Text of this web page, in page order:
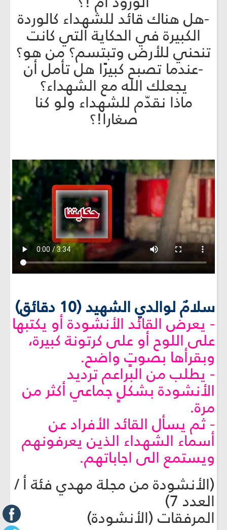
-هل هناك قائد للشهداء كالوردة
الكبيرة في الحكاية التي كانت
تنحني للأرض وتبتسم؟ من هو؟
-عندما تصبح كبيرًا هل تأمل أن
يجعلك الله مع الشهداء؟
ماذا نقدّم للشهداء ولو كنا
صغارا!؟
سلامٌ لوالدي الشهيد (10 دقائق)
- يعرض القائد الأنشودة أو يكتبها
على اللوح أو على كرتونة كبيرة،
وبقرأها بصوتٍ واضح.
- يطلب من البراعم ترديد
الأنشودة بشكلٍ جماعي أكثر من
مرة.
- ثم يسأل القائد الأفراد عن
أسماء الشهداء الذين يعرفونهم
ويستمع الى اجاباتهم.
(الأنشودة من مجلة مهدي فئة أ /
العدد 7)
المرفقات (الأنشودة)